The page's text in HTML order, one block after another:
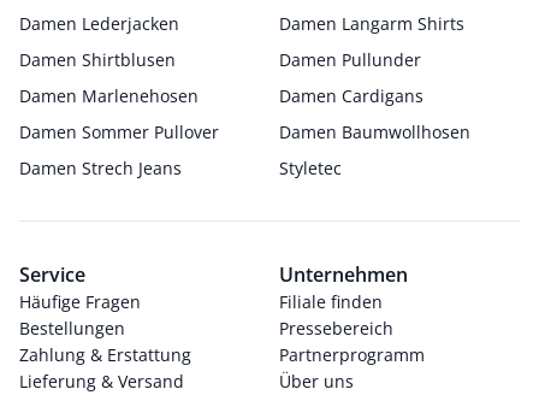
Damen Lederjacken
Damen Langarm Shirts
Damen Shirtblusen
Damen Pullunder
Damen Marlenehosen
Damen Cardigans
Damen Sommer Pullover
Damen Baumwollhosen
Damen Strech Jeans
Styletec
Service
Häufige Fragen
Bestellungen
Zahlung & Erstattung
Lieferung & Versand
Unternehmen
Filiale finden
Pressebereich
Partnerprogramm
Über uns